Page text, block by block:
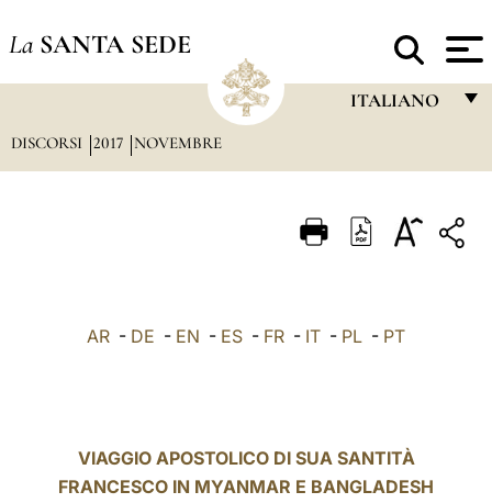
La SANTA SEDE
ITALIANO
ITALIANO
中文
DISCORSI 2017 NOVEMBRE
AR - DE - EN - ES - FR - IT - PL - PT
VIAGGIO APOSTOLICO DI SUA SANTITÀ
FRANCESCO IN MYANMAR E BANGLADESH